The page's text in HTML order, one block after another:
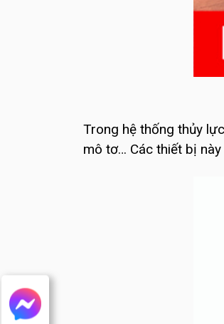
Trong hệ thống thủy
mô tơ… Các thiết bị